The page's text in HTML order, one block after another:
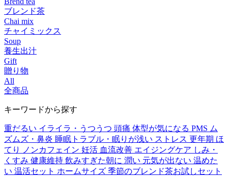
ブレンド茶
Chai mix
チャイミックス
Soup
養生出汁
Gift
贈り物
All
全商品
キーワードから探す
重だるい イライラ・うつうつ 頭痛 体型が気になる PMS ム
ズムズ・鼻炎 睡眠トラブル・眠りが浅い ストレス 更年期 ほ
てり
ノンカフェイン 妊活 血流改善 エイジングケア しみ・
くすみ 健康維持 飲みすぎた朝に 潤い 元気が出ない 温めた
い 温活セット ホームサイズ 季節のブレンド茶お試しセット